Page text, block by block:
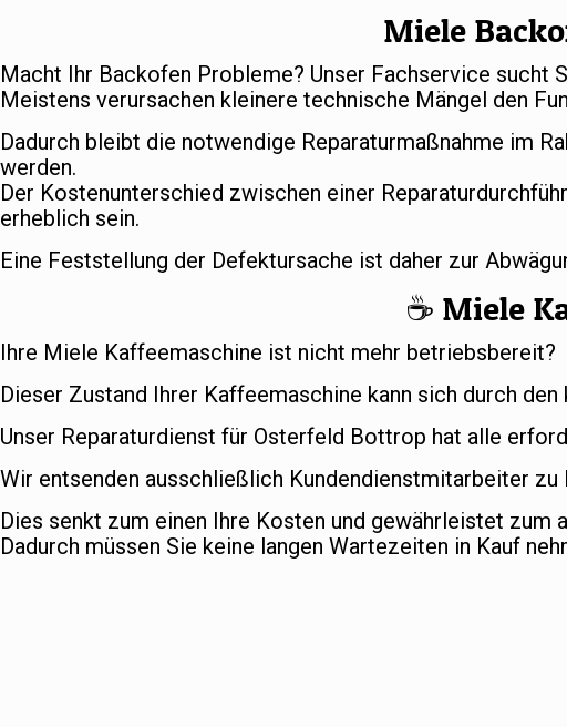
Miele
Macht Ihr Backofen Probleme? Unser Fachservice sucht
Meistens verursachen kleinere technische Mängel den
Dadurch bleibt die notwendige Reparaturmaßnahme im
werden.
Der Kostenunterschied zwischen einer
erheblich sein.
Eine Feststellung der Defektursache ist daher zur
☕️ Miele
Ihre Miele Kaffeemaschine ist nicht mehr betriebsbereit?
Dieser Zustand Ihrer Kaffeemaschine kann sich durch
Unser Reparaturdienst für Osterfeld Bottrop hat alle
Wir entsenden ausschließlich Kundendienstmitarbeiter
Dies senkt zum einen Ihre Kosten und gewährleistet zum
Dadurch müssen Sie keine langen Wartezeiten in Kauf